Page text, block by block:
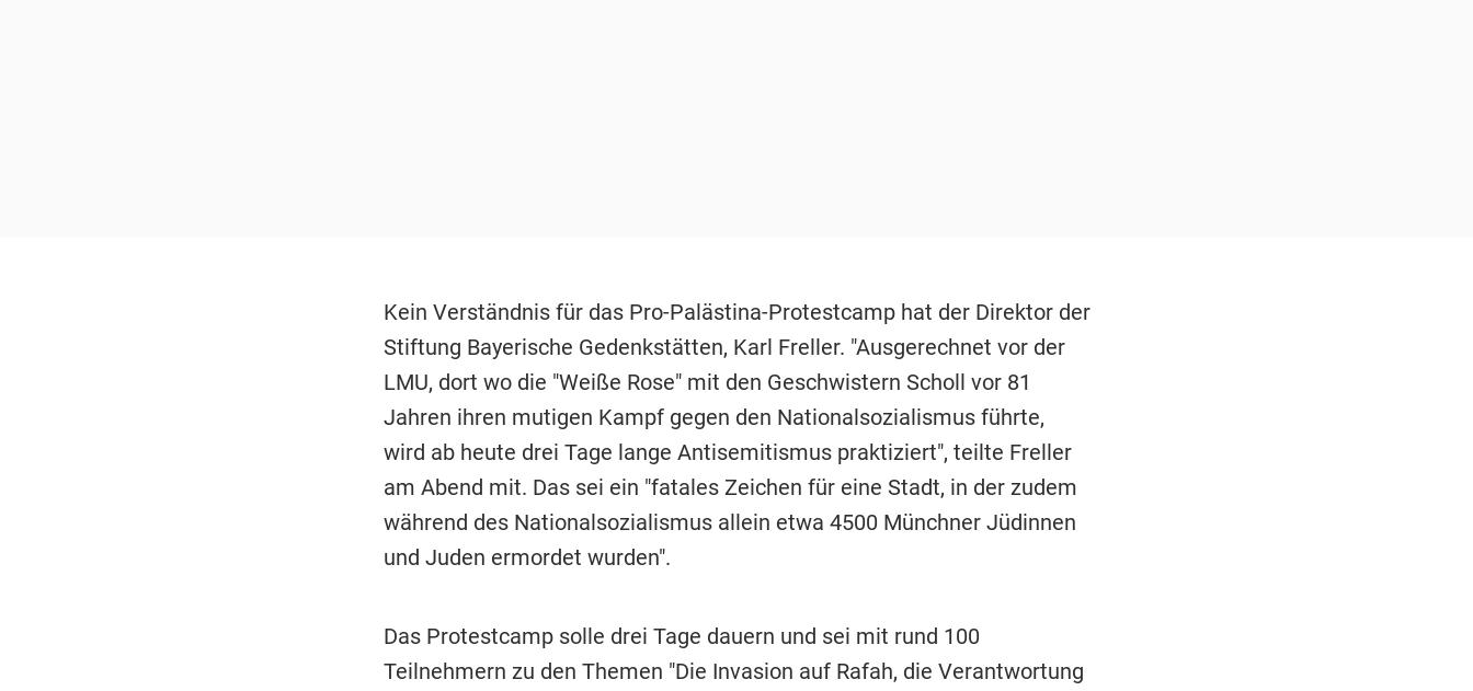
Kein Verständnis für das Pro-Palästina-Protestcamp hat der Direktor der
Stiftung Bayerische Gedenkstätten, Karl Freller. "Ausgerechnet vor der
LMU, dort wo die "Weiße Rose" mit den Geschwistern Scholl vor 81
Jahren ihren mutigen Kampf gegen den Nationalsozialismus führte,
wird ab heute drei Tage lange Antisemitismus praktiziert", teilte Freller
am Abend mit. Das sei ein "fatales Zeichen für eine Stadt, in der zudem
während des Nationalsozialismus allein etwa 4500 Münchner Jüdinnen
und Juden ermordet wurden".
Das Protestcamp solle drei Tage dauern und sei mit rund 100
Teilnehmern zu den Themen "Die Invasion auf Rafah, die Verantwortung